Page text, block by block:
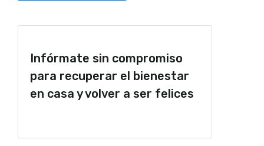
Infórmate sin compromiso
para recuperar el bienestar
en casa y volver a ser felices